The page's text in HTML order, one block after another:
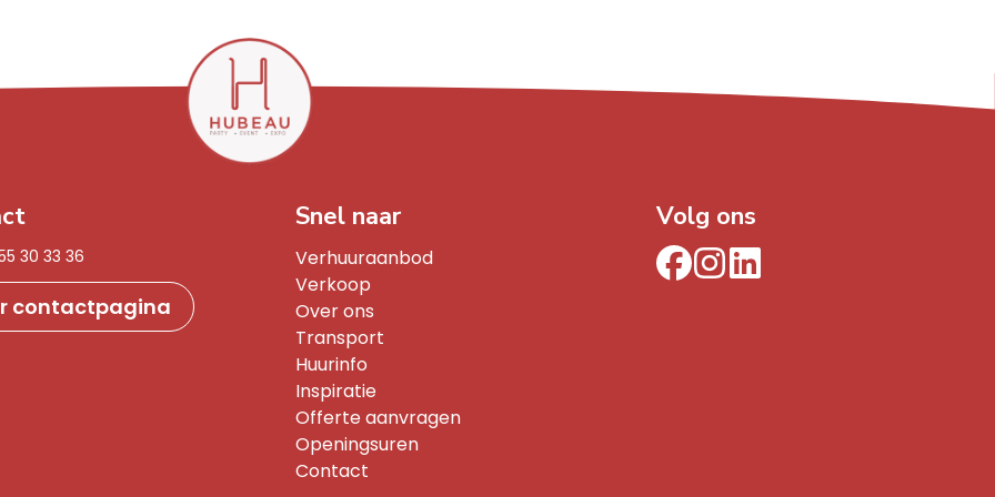
30 33 36
contactpagina
Snel naar
Verhuuraanbod
Verkoop
Over ons
Transport
Huurinfo
Inspiratie
Offerte aanvragen
Openingsuren
Contact
Volg ons